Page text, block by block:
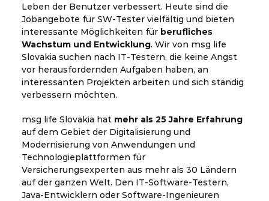
Leben der Benutzer verbessert. Heute sind die
Jobangebote für SW-Tester vielfältig und bieten
interessante Möglichkeiten für berufliches
Wachstum und Entwicklung. Wir von msg life
Slovakia suchen nach IT-Testern, die keine Angst
vor herausfordernden Aufgaben haben, an
interessanten Projekten arbeiten und sich ständig
verbessern möchten.
msg life Slovakia hat mehr als 25 Jahre Erfahrung
auf dem Gebiet der Digitalisierung und
Modernisierung von Anwendungen und
Technologieplattformen für
Versicherungsexperten aus mehr als 30 Ländern
auf der ganzen Welt. Den IT-Software-Testern,
Java-Entwicklern oder Software-Ingenieuren